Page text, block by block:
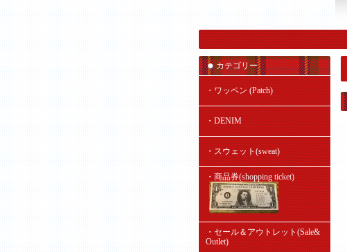
カテゴリー
・ワッペン (Patch)
・DENIM
・スウェット(sweat)
・商品券(shopping ticket)
・セール＆アウトレット(Sale&
Outlet)